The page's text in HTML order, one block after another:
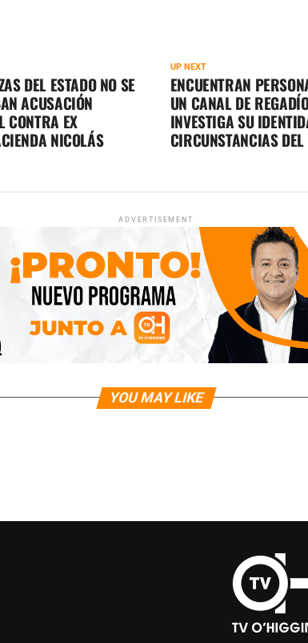
UP NEXT
ENCUENTRAN
UN CANAL DE
INVESTIGA SU
CIRCUNSTANCIAS
DEL ESTADO NO SE
ACUSACIÓN
CONTRA EX
NICOLÁS
ADVERTISEMENT
YOU MAY LIKE